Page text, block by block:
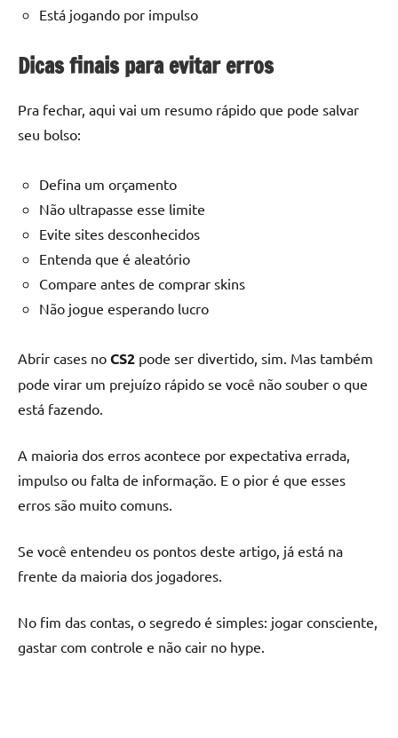
Está jogando por impulso
Dicas finais para evitar erros
Pra fechar, aqui vai um resumo rápido que pode salvar
seu bolso:
Defina um orçamento
Não ultrapasse esse limite
Evite sites desconhecidos
Entenda que é aleatório
Compare antes de comprar skins
Não jogue esperando lucro
Abrir cases no CS2 pode ser divertido, sim. Mas também
pode virar um prejuízo rápido se você não souber o que
está fazendo.
A maioria dos erros acontece por expectativa errada,
impulso ou falta de informação. E o pior é que esses
erros são muito comuns.
Se você entendeu os pontos deste artigo, já está na
frente da maioria dos jogadores.
No fim das contas, o segredo é simples: jogar consciente,
gastar com controle e não cair no hype.